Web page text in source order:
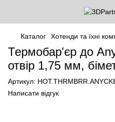
Каталог Хотенди та їхні
Термобар'єр до
отвір 1,75 мм,
Артикул:
Написати відгук